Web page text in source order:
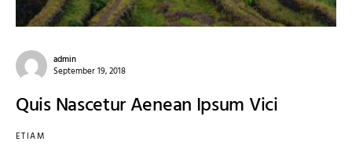
admin
September 19, 2018
Quis Nascetur Aenean Ipsum Vici
ETIAM